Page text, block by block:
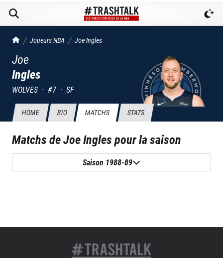
TrashTalk Actu NBA
Joueurs NBA JoeIngles
Joe
Ingles
WOLVES · #7 · SF
HOME BIO MATCHS STATS
Matchs deJoe Inglespour la saison
Saison 1988-89